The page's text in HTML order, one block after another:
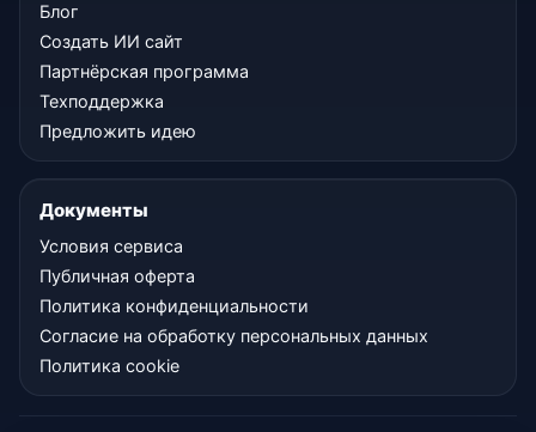
Блог
Создать ИИ сайт
Партнёрская программа
Техподдержка
Предложить идею
Документы
Условия сервиса
Публичная оферта
Политика конфиденциальности
Согласие на обработку персональных данных
Политика cookie